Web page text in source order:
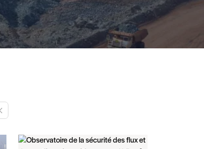
Enlever "Observatoire de la sécurité des flux et des matières